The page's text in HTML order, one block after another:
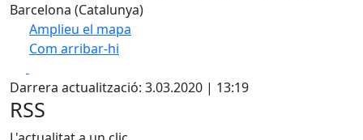
Barcelona (Catalunya)
Amplieu el mapa
Com arribar-hi
+
−
Darrera actualització: 3.03.2020 | 13:19
RSS